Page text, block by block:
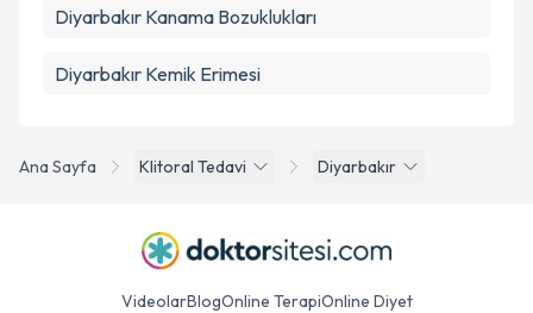
Ana Sayfa Klitoral Tedavi Diyarbakır
Diyarbakır Kanama Bozuklukları
Diyarbakır Kemik Erimesi
VideolarBlogOnline TerapiOnline Diyet